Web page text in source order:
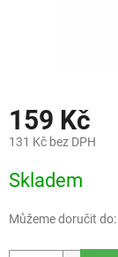
159 Kč
131 Kč bez DPH
cena:
Skladem
Můžeme doručit do: